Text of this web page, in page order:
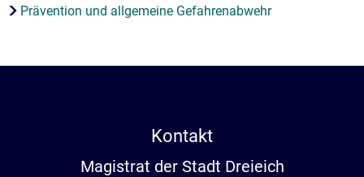
Prävention und allgemeine Gefahrenabwehr
Kontakt
Magistrat der Stadt Dreieich